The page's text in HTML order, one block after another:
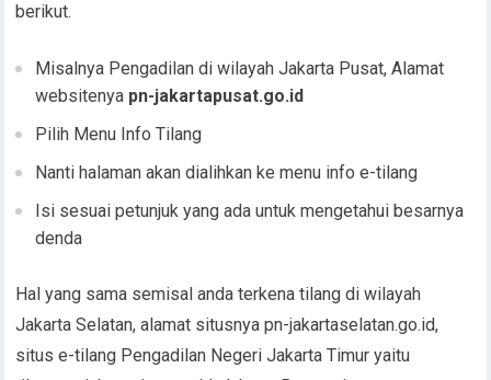
berikut.
Misalnya Pengadilan di wilayah Jakarta Pusat, Alamat
websitenya pn-jakartapusat.go.id
Pilih Menu Info Tilang
Nanti halaman akan dialihkan ke menu info e-tilang
Isi sesuai petunjuk yang ada untuk mengetahui besarnya
denda
Hal yang sama semisal anda terkena tilang di wilayah
Jakarta Selatan, alamat situsnya pn-jakartaselatan.go.id,
situs e-tilang Pengadilan Negeri Jakarta Timur yaitu